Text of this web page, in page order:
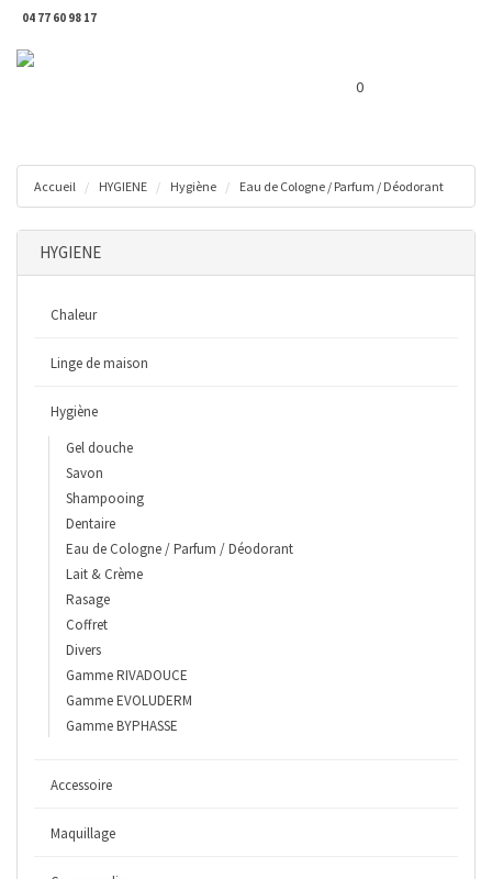
04 77 60 98 17
0
Accueil HYGIENE Hygiène Eau de Cologne / Parfum / Déodorant
HYGIENE
Chaleur
Linge de maison
Hygiène
Gel douche
Savon
Shampooing
Dentaire
Eau de Cologne / Parfum / Déodorant
Lait & Crème
Rasage
Coffret
Divers
Gamme RIVADOUCE
Gamme EVOLUDERM
Gamme BYPHASSE
Accessoire
Maquillage